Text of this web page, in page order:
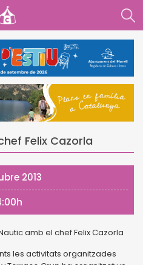
Felix Cazorla
2013
amb el chef Felix Cazorla
les activitats organitzades